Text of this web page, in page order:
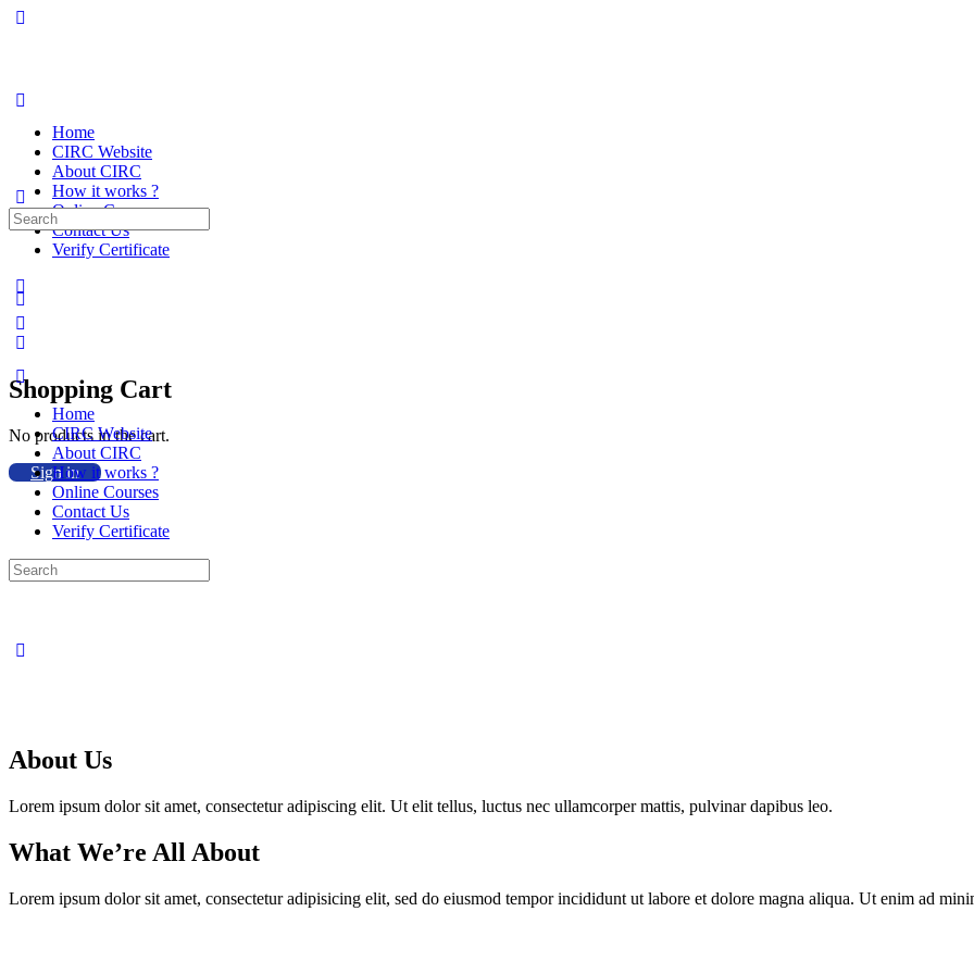
Home
CIRC Website
About CIRC
How it works ?
Online Courses
Contact Us
Verify Certificate
Shopping Cart
No products in the cart.
Sign in
Search
for:
Home
CIRC Website
About CIRC
How it works ?
Online Courses
Contact Us
Verify Certificate
Search
for:
About Us​
Lorem ipsum dolor sit amet, consectetur adipiscing elit. Ut elit tellus, luctus nec ullamcorper mattis, pulvinar dapibus leo.
What We’re All About​
Lorem ipsum dolor sit amet, consectetur adipisicing elit, sed do eiusmod tempor incididunt ut labore et dolore magna aliqua. Ut enim ad